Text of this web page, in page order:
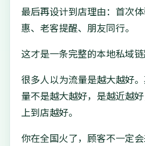
最后再设计到店理由：首次
惠、老客提醒、朋友同行。
这才是一条完整的本地私域链
很多人以为流量是越大越好
量不是越大越好，是越近越
上到店越好。
你在全国火了，顾客不一定